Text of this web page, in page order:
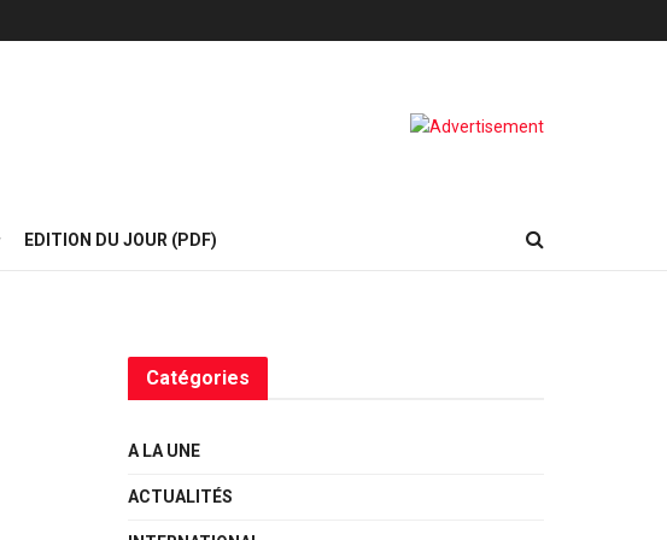
EDITION DU JOUR (PDF)
Catégories
A LA UNE
ACTUALITÉS